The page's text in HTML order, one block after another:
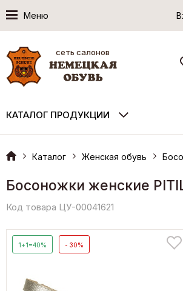
Меню
сеть салонов
КАТАЛОГ ПРОДУКЦИИ
Каталог Женская обувь
Босоножки женские
Код товара ЦУ-00041621
1+1=40% - 30%